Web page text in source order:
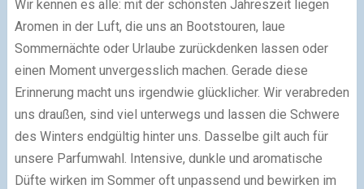
Wir kennen es alle: mit der schönsten Jahreszeit liegen
Aromen in der Luft, die uns an Bootstouren, laue
Sommernächte oder Urlaube zurückdenken lassen oder
einen Moment unvergesslich machen. Gerade diese
Erinnerung macht uns irgendwie glücklicher. Wir verabreden
uns draußen, sind viel unterwegs und lassen die Schwere
des Winters endgültig hinter uns. Dasselbe gilt auch für
unsere Parfumwahl. Intensive, dunkle und aromatische
Düfte wirken im Sommer oft unpassend und bewirken im